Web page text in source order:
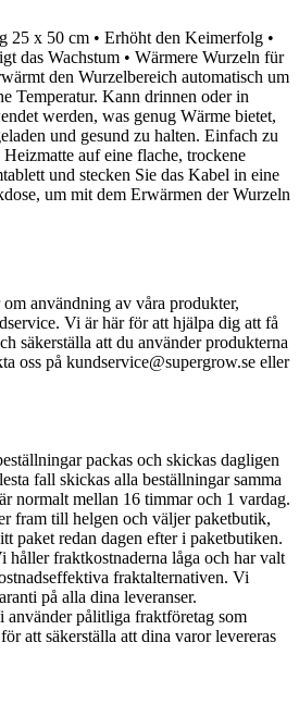
25 x 50 cm • Erhöht den Keimerfolg •
das Wachstum • Wärmere Wurzeln für
den Wurzelbereich automatisch um
Temperatur. Kann drinnen oder in
werden, was genug Wärme bietet,
und gesund zu halten. Einfach zu
auf eine flache, trockene
und stecken Sie das Kabel in eine
um mit dem Erwärmen der Wurzeln
användning av våra produkter,
Vi är här för att hjälpa dig att få
säkerställa att du använder produkterna
oss på kundservice@supergrow.se eller
packas och skickas dagligen
fall skickas alla beställningar samma
normalt mellan 16 timmar och 1 vardag.
fram till helgen och väljer paketbutik,
paket redan dagen efter i paketbutiken.
håller fraktkostnaderna låga och har valt
fraktalternativen. Vi
på alla dina leveranser.
använder pålitliga fraktföretag som
att säkerställa att dina varor levereras